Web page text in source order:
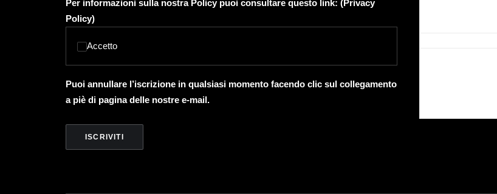
Per informazioni sulla nostra Policy puoi consultare questo link: (Privacy
Policy)
Accetto
Puoi annullare l’iscrizione in qualsiasi momento facendo clic sul collegamento
a piè di pagina delle nostre e-mail.